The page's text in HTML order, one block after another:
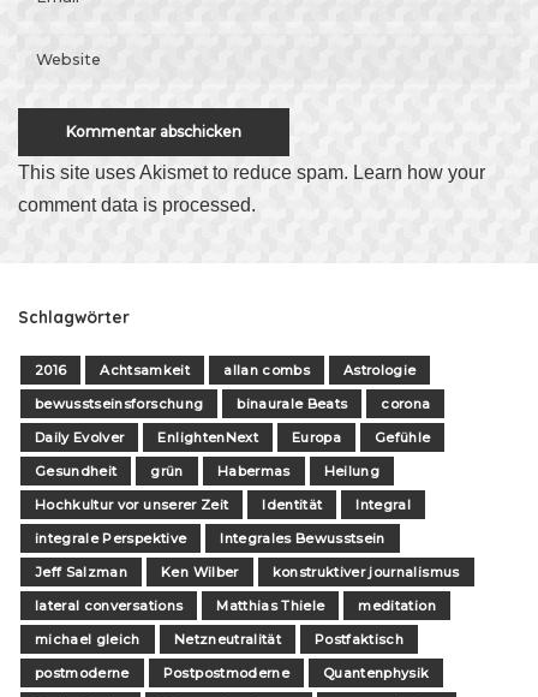
This site uses Akismet to reduce spam. Learn how your
comment data is processed.
Schlagwörter
2016 Achtsamkeit allan combs
Astrologie
bewusstseinsforschung
binaurale Beats
corona
Daily Evolver
EnlightenNext Europa
Gefühle
Gesundheit
grün Habermas
Heilung
Hochkultur vor unserer Zeit
Identität
Integral
integrale Perspektive
Integrales Bewusstsein
Jeff Salzman
Ken Wilber
konstruktiver journalismus
lateral conversations
Matthias Thiele
meditation
michael gleich
Netzneutralität
Postfaktisch
postmoderne
Postpostmoderne
Quantenphysik